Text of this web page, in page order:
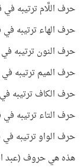
حرف اللَّام ترتيبه في
حرف الهاء ترتيبه في
حرف النون ترتيبه في
حرف الميم ترتيبه في
حرف الكاف ترتيبه في
حرف التاء ترتيبه في
حرف الواو ترتيبه في
هذه هي حروف (عبد